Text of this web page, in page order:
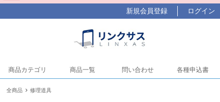
新規会員登録 ログイン
商品カテゴリ 商品一覧 問い合わせ 各種申込書
全商品 修理道具